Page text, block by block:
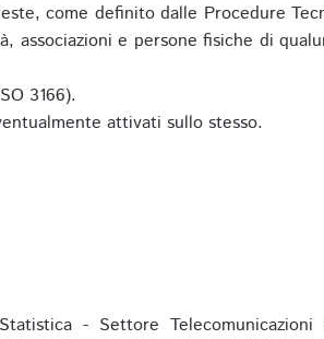
come definito dalle Procedure
associazioni e persone fisiche di
3166).
attivati sullo stesso.
- Settore Telecomunicazioni